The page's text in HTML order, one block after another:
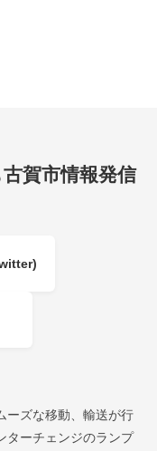
賀市情報発信
ーズな移動、輸送が行
ターチェンジのランプ